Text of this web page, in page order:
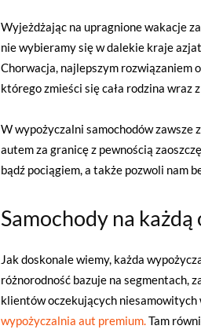
Wyjeżdżając na upragnione wakacje
nie wybieramy się w dalekie kraje
Chorwacja, najlepszym rozwiązaniem
którego zmieści się cała rodzina wraz
W wypożyczalni samochodów zawsze
autem za granicę z pewnością
bądź pociągiem, a także pozwoli nam
Samochody na każdą
Jak doskonale wiemy, każda
różnorodność bazuje na segmentach,
klientów oczekujących niesamowitych
wypożyczalnia aut premium.Tam